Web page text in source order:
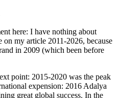
here: I have nothing about
my article 2011-2026, because
in 2009 (which been before
point: 2015-2020 was the peak
expension: 2016 Adalya
great global success. In the